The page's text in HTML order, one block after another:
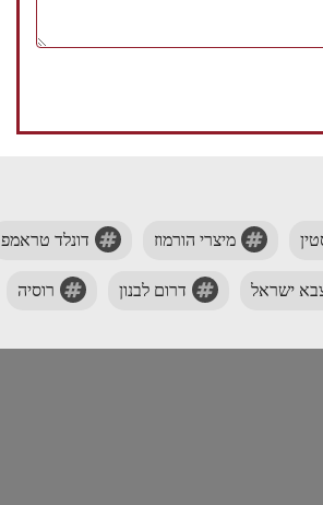
מיצרי הורמוז דונלד טראמפ
ישראל דרום לבנון רוסיה